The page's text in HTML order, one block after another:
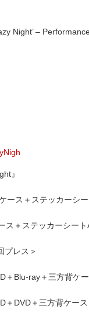
Night’ –
』
ース＋ステッカーシ
ス＋ステッカーシー
プレス＞
＋Blu-ray＋三方背ケ
＋DVD＋三方背ケー